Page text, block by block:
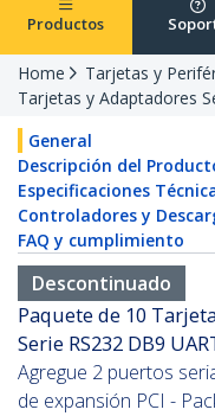
Productos
Home
Tarjetas y
Tarjetas y Adaptadores
General
Descripción del
Especificaciones
Controladores y
FAQ y cumplimiento
Descontinuado
Paquete de 10
Serie RS232 DB9
Agregue 2 puertos
de expansión PCI -